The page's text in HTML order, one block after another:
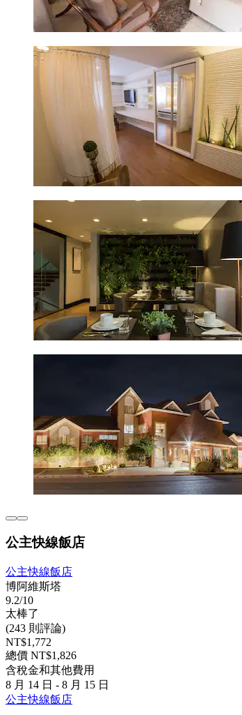
公主快線飯店
公主快線飯店
博阿維斯塔
9.2/10
太棒了
(243 則評論)
NT$1,772
總價 NT$1,826
含稅金和其他費用
8 月 14 日 - 8 月 15 日
公主快線飯店